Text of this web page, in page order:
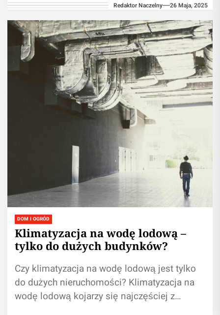
określonego aktywa (w tym przypadku...
Redaktor Naczelny 26 Maja, 2025
DOM I OGRÓD
Klimatyzacja na wodę lodową –
tylko do dużych budynków?
Czy klimatyzacja na wodę lodową jest tylko
do dużych nieruchomości? Klimatyzacja na
wodę lodową kojarzy się najczęściej z